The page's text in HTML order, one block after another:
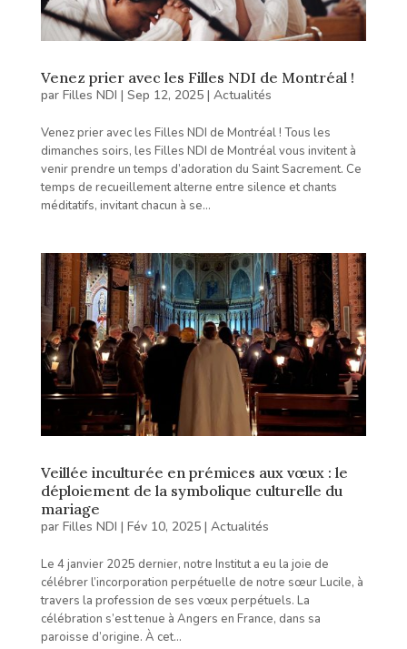
Venez prier avec les Filles NDI de Montréal !
par Filles NDI | Sep 12, 2025| Actualités
Venez prier avec les Filles NDI de Montréal ! Tous les
dimanches soirs, les Filles NDI de Montréal vous invitent à
venir prendre un temps d’adoration du Saint Sacrement. Ce
temps de recueillement alterne entre silence et chants
méditatifs, invitant chacun à se...
Veillée inculturée en prémices aux vœux : le
déploiement de la symbolique culturelle du
mariage
par Filles NDI | Fév 10, 2025| Actualités
Le 4 janvier 2025 dernier, notre Institut a eu la joie de
célébrer l’incorporation perpétuelle de notre sœur Lucile, à
travers la profession de ses vœux perpétuels. La
célébration s’est tenue à Angers en France, dans sa
paroisse d’origine. À cet...